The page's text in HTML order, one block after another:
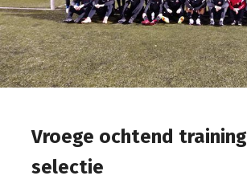
Vroege ochtend training
selectie